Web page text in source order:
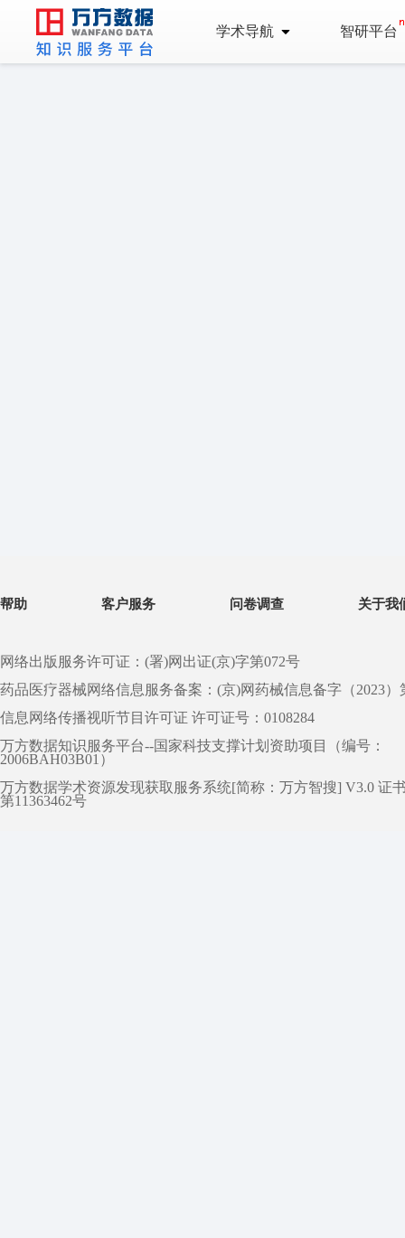
学术导航 智研平台
帮助 客户服务 问卷调查 关于我
网络出版服务许可证：(署)网出证(京)字第072号
药品医疗器械网络信息服务备案：(京)网药械信息备字（2023）
信息网络传播视听节目许可证 许可证号：0108284
万方数据知识服务平台--国家科技支撑计划资助项目（编号：
2006BAH03B01）
万方数据学术资源发现获取服务系统[简称：万方智搜] V3.0 证
第11363462号